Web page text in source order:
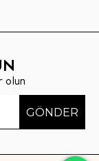
olun
GÖNDER